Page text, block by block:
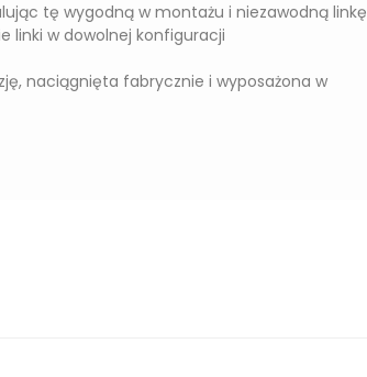
tę wygodną w montażu i niezawodną linkę
linki w dowolnej konfiguracji
naciągnięta fabrycznie i wyposażona w